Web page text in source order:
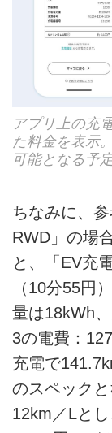
アプリ上の充
た料金を表示
可能となる予
ちなみに、
RWD」の場
と、「EV充
（10分55円
量は18kWh
3の電費：
充電で
のスペック
12km／Lと